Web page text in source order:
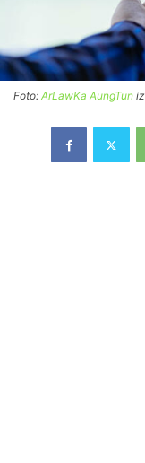
Foto: ArLawKa AungTun iz